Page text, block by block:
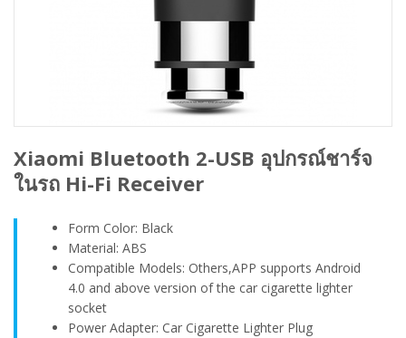
Xiaomi Bluetooth 2-USB อุปกรณ์ชาร์จ
ในรถ Hi-Fi Receiver
Form Color: Black
Material: ABS
Compatible Models: Others,APP supports Android
4.0 and above version of the car cigarette lighter
socket
Power Adapter: Car Cigarette Lighter Plug